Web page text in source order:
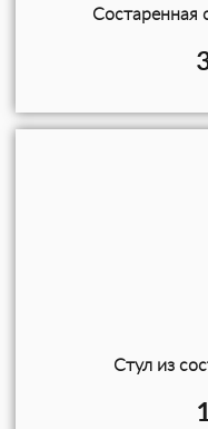
Стул из